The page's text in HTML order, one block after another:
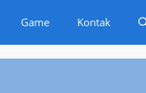
Game Kontak